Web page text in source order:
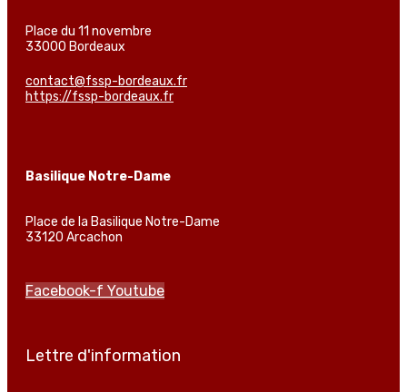
Place du 11 novembre
33000 Bordeaux
contact@fssp-bordeaux.fr
https://fssp-bordeaux.fr
Basilique Notre-Dame
Place de la Basilique Notre-Dame
33120 Arcachon
Facebook-f Youtube
Lettre d'information